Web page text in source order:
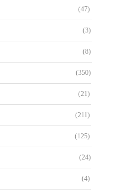
(47)
(3)
(8)
(350)
(21)
(211)
(125)
(24)
(4)